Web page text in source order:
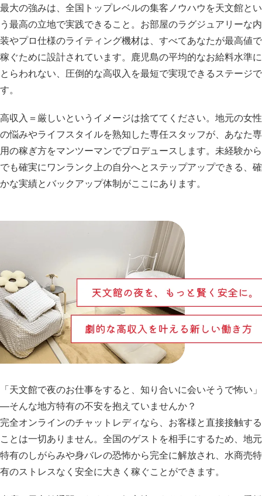
最大の強みは、全国トップレベルの集客ノウハウを天文館とい
う最高の立地で実践できること。お部屋のラグジュアリーな内
装やプロ仕様のライティング機材は、すべてあなたが最高値で
稼ぐために設計されています。鹿児島の平均的なお給料水準に
とらわれない、圧倒的な高収入を最短で実現できるステージで
す。
高収入＝厳しいというイメージは捨ててください。地元の女性
の悩みやライフスタイルを熟知した専任スタッフが、あなた専
用の稼ぎ方をマンツーマンでプロデュースします。未経験から
でも確実にワンランク上の自分へとステップアップできる、確
かな実績とバックアップ体制がここにあります。
「天文館で夜のお仕事をすると、知り合いに会いそうで怖い」
—そんな地方特有の不安を抱えていませんか？
完全オンラインのチャットレディなら、お客様と直接接触する
ことは一切ありません。全国のゲストを相手にするため、地元
特有のしがらみや身バレの恐怖から完全に解放され、水商売特
有のストレスなく安全に大きく稼ぐことができます。